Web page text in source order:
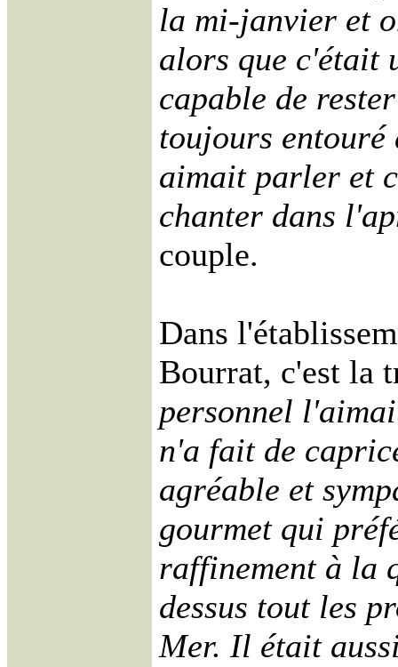
la mi-janvier et
alors que c'était
capable de
toujours entouré
aimait parler et
chanter dans
couple.
Dans
Bourrat, c'est la
personnel
n'a fait de
agréable et
gourmet qui
raffinement à la
dessus tout les
Mer. Il était